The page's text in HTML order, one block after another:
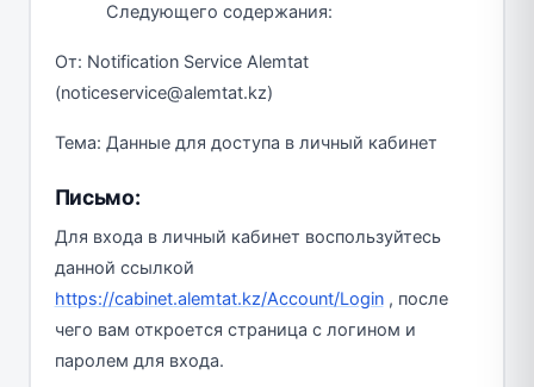
Следующего содержания:
От: Notification Service Alemtat
(noticeservice@alemtat.kz)
Тема: Данные для доступа в личный кабинет
Письмо:
Для входа в личный кабинет воспользуйтесь
данной ссылкой
https://cabinet.alemtat.kz/Account/Login, после
чего вам откроется страница с логином и
паролем для входа.